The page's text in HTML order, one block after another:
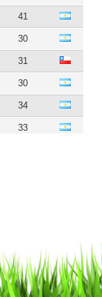
41
30
31
30
34
33
29
33